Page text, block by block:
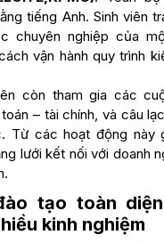
tiếng Anh. Sinh viên
chuyên nghiệp của
vận hành quy trình
còn tham gia các
– tài chính, và câu
Từ các hoạt động này
lưới kết nối với doanh
tạo toàn
kinh nghiệm